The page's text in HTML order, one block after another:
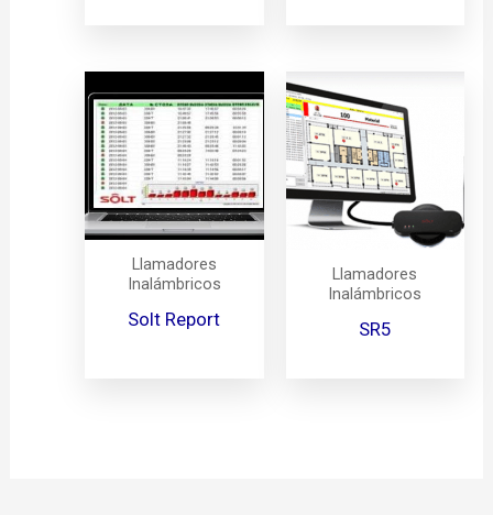
Llamadores
Inalámbricos
Solt Report
Llamadores
Inalámbricos
SR5